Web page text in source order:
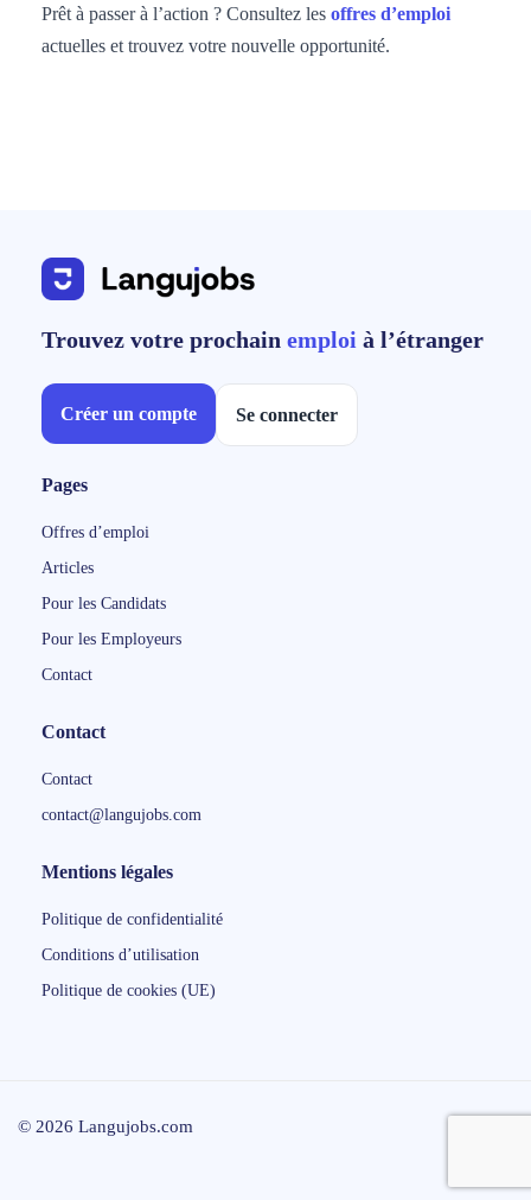
Prêt à passer à l’action ? Consultez les offres d’emploi
actuelles et trouvez votre nouvelle opportunité.
Trouvez votre prochain emploi à l’étranger
Créer un compte Se connecter
Pages
Offres d’emploi
Articles
Pour les Candidats
Pour les Employeurs
Contact
Contact
Contact
contact@langujobs.com
Mentions légales
Politique de confidentialité
Conditions d’utilisation
Politique de cookies (UE)
© 2026 Langujobs.com